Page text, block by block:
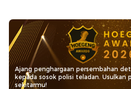
Ajang penghargaan persembahan
kepada sosok polisi teladan. Usulkan
sekitarmu!